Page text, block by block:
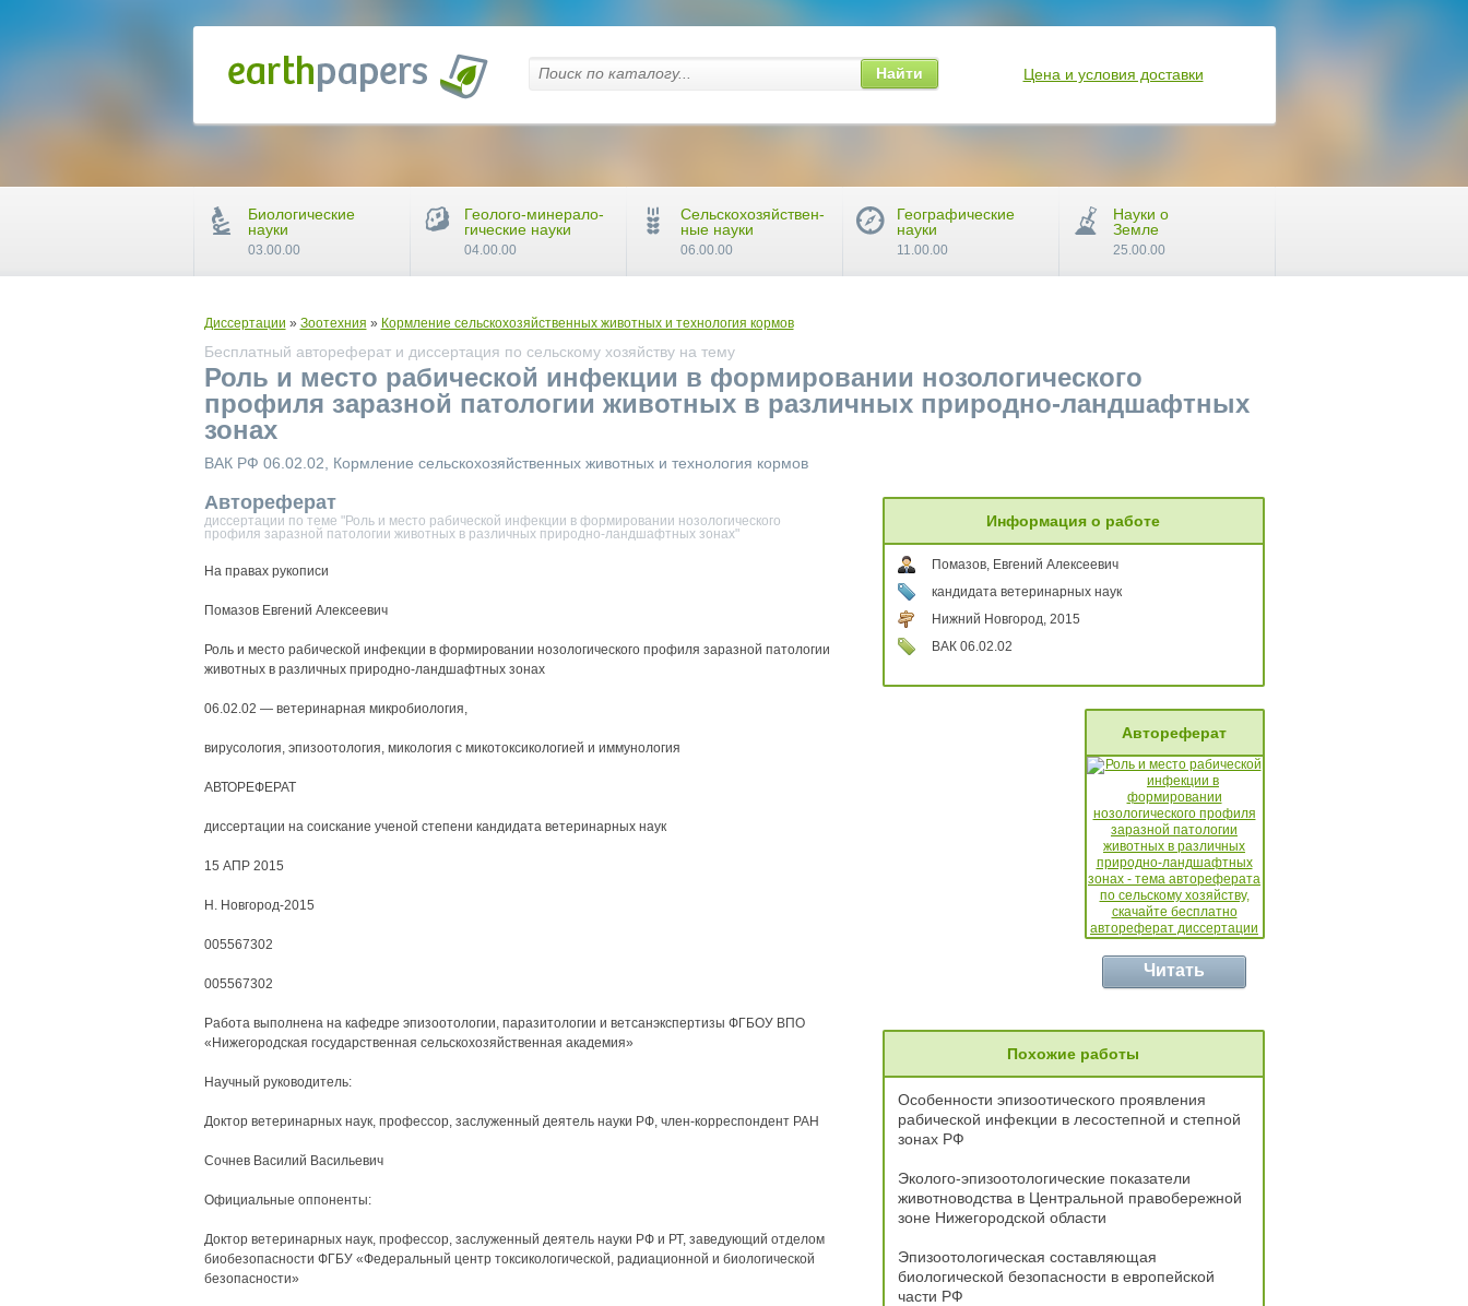
Диссертации » Зоотехния » Кормление сельскохозяйственных животных и технология кормов
Бесплатный автореферат и диссертация по сельскому хозяйству на тему
Роль и место рабической инфекции в формировании нозологического
профиля заразной патологии животных в различных природно-ландшафтных
зонах
ВАК РФ 06.02.02, Кормление сельскохозяйственных животных и технология кормов
Автореферат
диссертации по теме "Роль и место рабической инфекции в формировании нозологического
профиля заразной патологии животных в различных природно-ландшафтных зонах"
На правах рукописи
Помазов Евгений Алексеевич
Роль и место рабической инфекции в формировании нозологического профиля заразной патологии
животных в различных природно-ландшафтных зонах
06.02.02 — ветеринарная микробиология,
вирусология, эпизоотология, микология с микотоксикологией и иммунология
АВТОРЕФЕРАТ
диссертации на соискание ученой степени кандидата ветеринарных наук
15 АПР 2015
Н. Новгород-2015
005567302
005567302
Работа выполнена на кафедре эпизоотологии, паразитологии и ветсанэкспертизы ФГБОУ ВПО
«Нижегородская государственная сельскохозяйственная академия»
Научный руководитель:
Доктор ветеринарных наук, профессор, заслуженный деятель науки РФ, член-корреспондент РАН
Сочнев Василий Васильевич
Официальные оппоненты:
Доктор ветеринарных наук, профессор, заслуженный деятель науки РФ и РТ, заведующий отделом
биобезопасности ФГБУ «Федеральный центр токсикологической, радиационной и биологической
безопасности»
Информация о работе
Помазов, Евгений Алексеевич
кандидата ветеринарных наук
Нижний Новгород, 2015
ВАК 06.02.02
Автореферат
Читать
Похожие работы
Особенности эпизоотического проявления
рабической инфекции в лесостепной и степной
зонах РФ
Эколого-эпизоотологические показатели
животноводства в Центральной правобережной
зоне Нижегородской области
Эпизоотологическая составляющая
биологической безопасности в европейской
части РФ
Найти Цена и условия доставки
Биологические
науки
03.00.00
Геолого-минерало-
гические науки
04.00.00
Сельскохозяйствен-
ные науки
06.00.00
Географические
науки
11.00.00
Науки о
Земле
25.00.00